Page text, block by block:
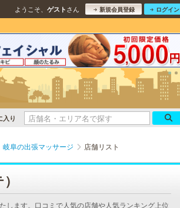
ようこそ、 ゲスト さん 新規会員登録 ログイン
入り
岐阜の出張マッサージ 店舗リスト
します。口コミで人気の店舗や人気ランキング上位